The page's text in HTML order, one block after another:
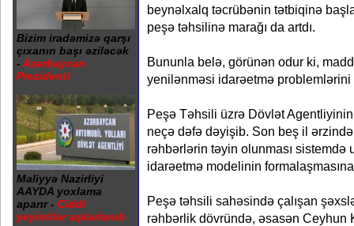
Bizim iradəmizə qarşı
çıxanın başı əziləcək
- Azərbaycan
Prezidenti
Maliyyə Nazirliyi
AAYDA yoxlama
aparır - Ciddi
yeyintilər aşkarlanıb
beynəlxalq təcrübənin tətbiqinə
peşə təhsilinə marağı da artdı.
Bununla belə, görünən odur ki,
yenilənməsi idarəetmə problemlərini
Peşə Təhsili üzrə Dövlət
neçə dəfə dəyişib. Son beş il
rəhbərlərin təyin olunması sistemdə
idarəetmə modelinin
Peşə təhsili sahəsində çalışan
rəhbərlik dövründə, əsasən Ceyhun